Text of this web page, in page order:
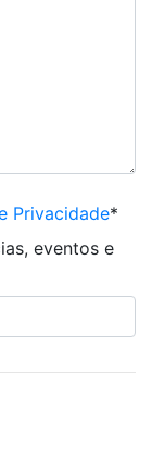
Privacidade*
eventos e